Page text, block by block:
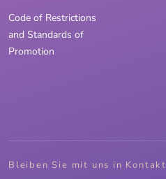
Code of Restrictions
and Standards of
Promotion
Bleiben Sie mit uns in Kontakt